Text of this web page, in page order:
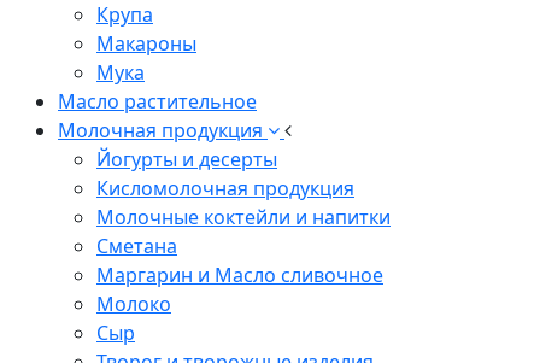
Крупа
Макароны
Мука
Масло растительное
Молочная продукция
Йогурты и десерты
Кисломолочная продукция
Молочные коктейли и напитки
Сметана
Маргарин и Масло сливочное
Молоко
Сыр